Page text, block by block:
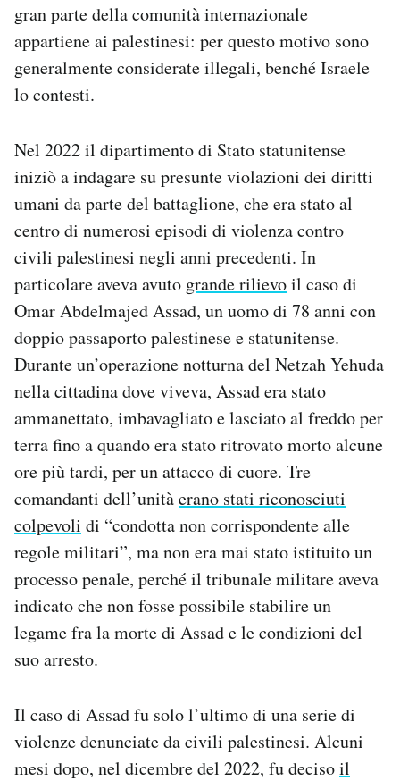
gran parte della comunità internazionale
appartiene ai palestinesi: per questo motivo sono
generalmente considerate illegali, benché Israele
lo contesti.
Nel 2022 il dipartimento di Stato statunitense
iniziò a indagare su presunte violazioni dei diritti
umani da parte del battaglione, che era stato al
centro di numerosi episodi di violenza contro
civili palestinesi negli anni precedenti. In
particolare aveva avuto grande rilievoil caso di
Omar Abdelmajed Assad, un uomo di 78 anni con
doppio passaporto palestinese e statunitense.
Durante un’operazione notturna del Netzah Yehuda
nella cittadina dove viveva, Assad era stato
ammanettato, imbavagliato e lasciato al freddo per
terra fino a quando era stato ritrovato morto alcune
ore più tardi, per un attacco di cuore. Tre
comandanti dell’unitàerano stati riconosciuti
colpevoli di “condotta non corrispondente alle
regole militari”, ma non era mai stato istituito un
processo penale, perché il tribunale militare aveva
indicato che non fosse possibile stabilire un
legame fra la morte di Assad e le condizioni del
suo arresto.
Il caso di Assad fu solo l’ultimo di una serie di
violenze denunciate da civili palestinesi. Alcuni
mesi dopo, nel dicembre del 2022, fu decisoil